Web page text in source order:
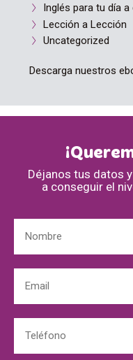
Inglés para tu día
Lección a Lección
Uncategorized
Descarga nuestros
Déjanos tus datos
a conseguir el